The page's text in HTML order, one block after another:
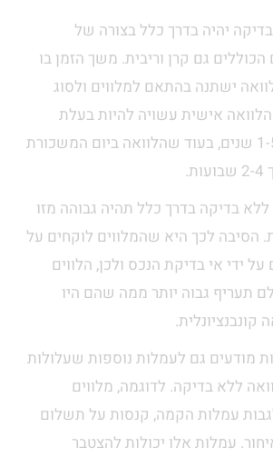
יהיה בדרך כלל בצורה של
גם קרן וריבית. משך הזמן בו
ישתנה בהתאם למלווים ולסוג
אישית עשויה להיות בעלת
תקופת החזר של 1-5 שנים, בעוד שהלוואה ביום המשכורת
בדיקה בדרך כלל תהיה גבוהה מזו
הסיבה לכך היא שהמלווים לוקחים על
על ידי אי בדיקת הנכס ולכן, הלווים
תעריף גבוה יותר ממה שהם היו
מודעים גם לעמלות נוספות שעלולות
ללא בדיקה. לדוגמה, מלווים
עמלות הקמה, קנסות על תשלום
עמלות אלו יכולות להצטבר